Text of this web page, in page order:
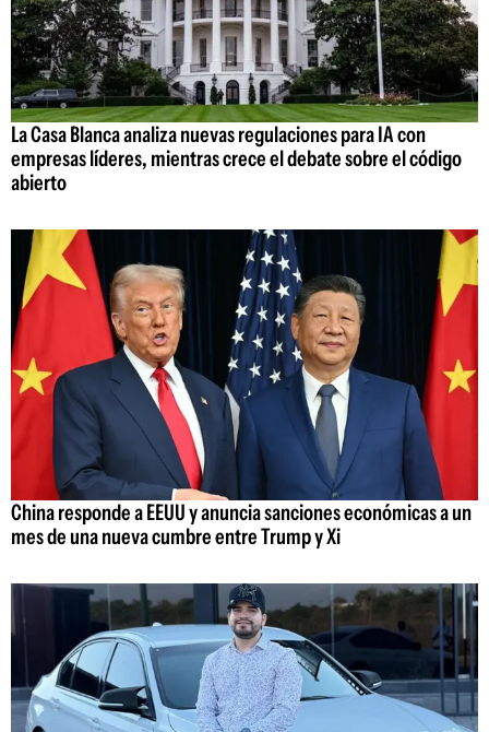
La Casa Blanca analiza nuevas regulaciones para IA con
empresas líderes, mientras crece el debate sobre el código
abierto
China responde a EEUU y anuncia sanciones económicas a un
mes de una nueva cumbre entre Trump y Xi